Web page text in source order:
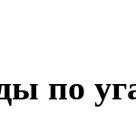
по